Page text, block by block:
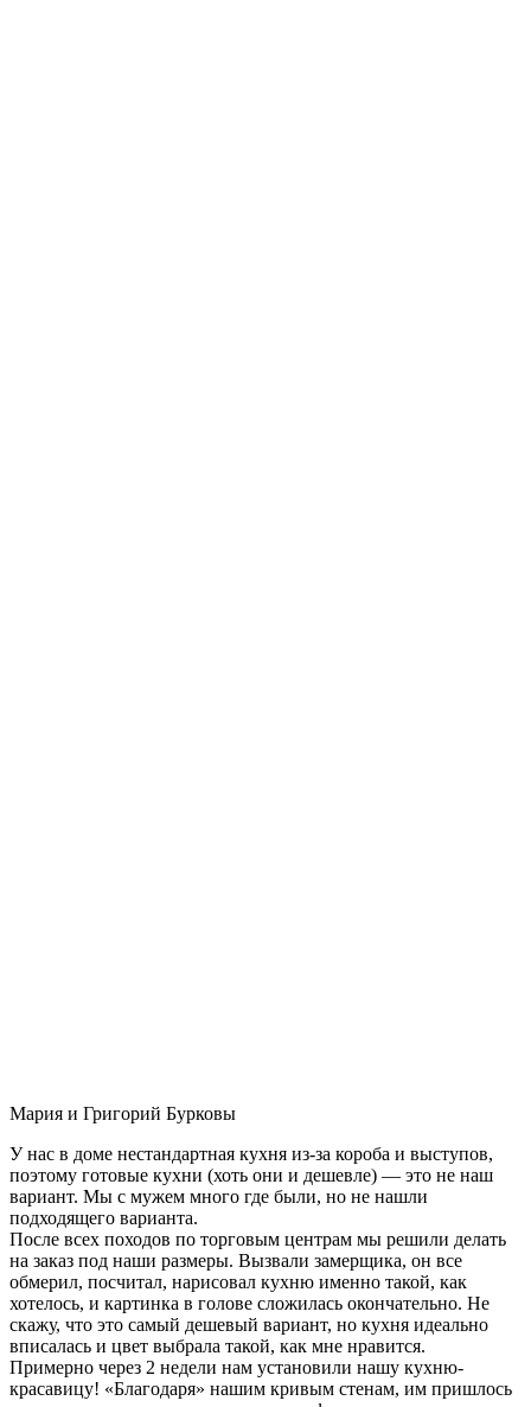
Мария и Григорий Бурковы
У нас в доме нестандартная кухня из-за короба и выступов,
поэтому готовые кухни (хоть они и дешевле) — это не наш
вариант. Мы с мужем много где были, но не нашли
подходящего варианта.
После всех походов по торговым центрам мы решили делать
на заказ под наши размеры. Вызвали замерщика, он все
обмерил, посчитал, нарисовал кухню именно такой, как
хотелось, и картинка в голове сложилась окончательно. Не
скажу, что это самый дешевый вариант, но кухня идеально
вписалась и цвет выбрала такой, как мне нравится.
Примерно через 2 недели нам установили нашу кухню-
красавицу! «Благодаря» нашим кривым стенам, им пришлось